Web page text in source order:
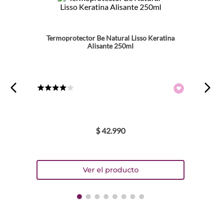
Termoprotector Be Natural Lisso Keratina
Alisante 250ml
$42.990